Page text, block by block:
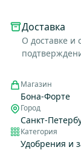
Доставка
О доставке и
Магазин
Бона-Форте
Город
Санкт-
Категория
Удобрения и